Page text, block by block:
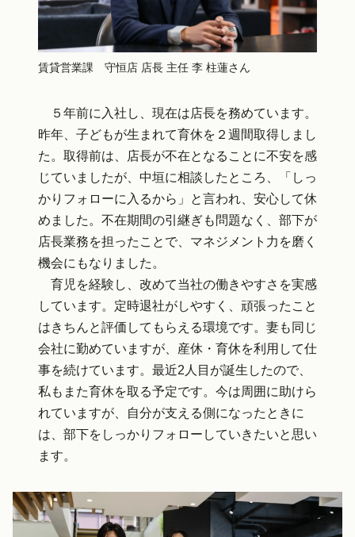
賃貸営業課 守恒店 店長 主任 李 柱蓮さん
５年前に入社し、現在は店長を務めています。
昨年、子どもが生まれて育休を２週間取得しまし
た。取得前は、店長が不在となることに不安を感
じていましたが、中垣に相談したところ、「しっ
かりフォローに入るから」と言われ、安心して休
めました。不在期間の引継ぎも問題なく、部下が
店長業務を担ったことで、マネジメント力を磨く
機会にもなりました。
育児を経験し、改めて当社の働きやすさを実感
しています。定時退社がしやすく、頑張ったこと
はきちんと評価してもらえる環境です。妻も同じ
会社に勤めていますが、産休・育休を利用して仕
事を続けています。最近2人目が誕生したので、
私もまた育休を取る予定です。今は周囲に助けら
れていますが、自分が支える側になったときに
は、部下をしっかりフォローしていきたいと思い
ます。